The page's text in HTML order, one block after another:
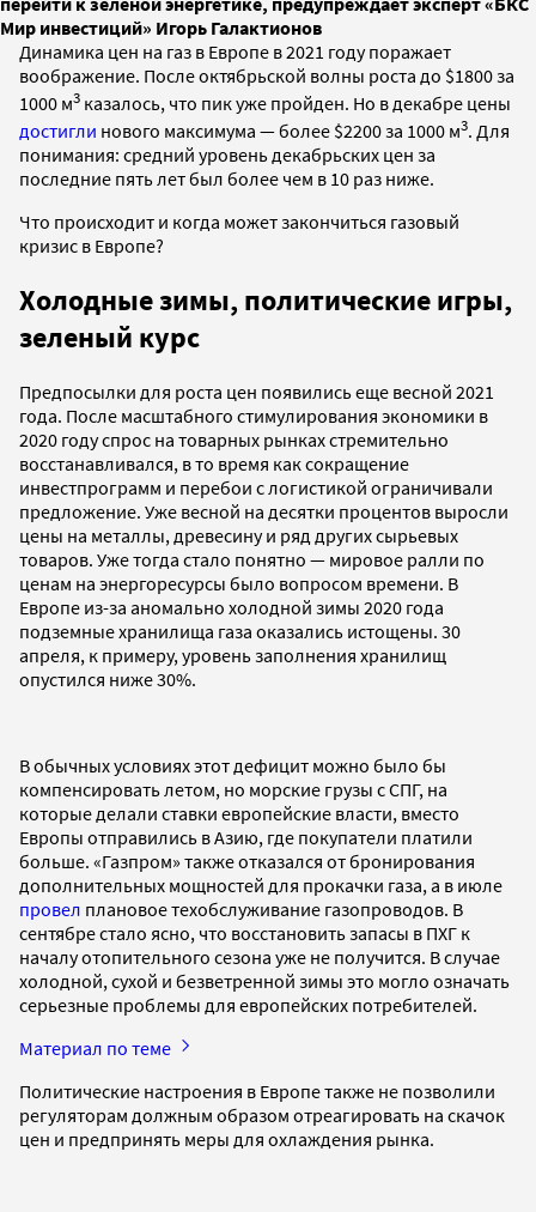
Мир инвестиций» Игорь Галактионов
Динамика цен на газ в Европе в 2021 году поражает
воображение. После октябрьской волны роста до $1800 за
1000 м3 казалось, что пик уже пройден. Но в декабре цены
достигли нового максимума — более $2200 за 1000 м3. Для
понимания: средний уровень декабрьских цен за
последние пять лет был более чем в 10 раз ниже.
Что происходит и когда может закончиться газовый
кризис в Европе?
Холодные зимы, политические игры,
зеленый курс
Предпосылки для роста цен появились еще весной 2021
года. После масштабного стимулирования экономики в
2020 году спрос на товарных рынках стремительно
восстанавливался, в то время как сокращение
инвестпрограмм и перебои с логистикой ограничивали
предложение. Уже весной на десятки процентов выросли
цены на металлы, древесину и ряд других сырьевых
товаров. Уже тогда стало понятно — мировое ралли по
ценам на энергоресурсы было вопросом времени. В
Европе из-за аномально холодной зимы 2020 года
подземные хранилища газа оказались истощены. 30
апреля, к примеру, уровень заполнения хранилищ
опустился ниже 30%.
В обычных условиях этот дефицит можно было бы
компенсировать летом, но морские грузы с СПГ, на
которые делали ставки европейские власти, вместо
Европы отправились в Азию, где покупатели платили
больше. «Газпром» также отказался от бронирования
дополнительных мощностей для прокачки газа, а в июле
провел плановое техобслуживание газопроводов. В
сентябре стало ясно, что восстановить запасы в ПХГ к
началу отопительного сезона уже не получится. В случае
холодной, сухой и безветренной зимы это могло означать
серьезные проблемы для европейских потребителей.
Материал по теме
Политические настроения в Европе также не позволили
регуляторам должным образом отреагировать на скачок
цен и предпринять меры для охлаждения рынка.